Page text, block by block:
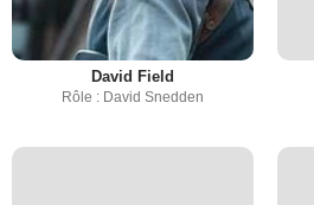
David Field
Rôle : David Snedden